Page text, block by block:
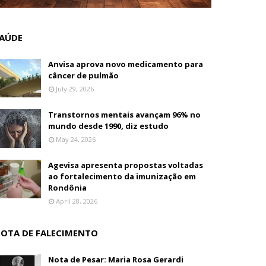
Anvisa aprova novo medicamento para
câncer de pulmão
July 29, 2026
Transtornos mentais avançam 96% no
mundo desde 1990, diz estudo
May 24, 2026
Agevisa apresenta propostas voltadas
ao fortalecimento da imunização em
Rondônia
April 28, 2026
DE FALECIMENTO
Nota de Pesar: Maria Rosa Gerardi